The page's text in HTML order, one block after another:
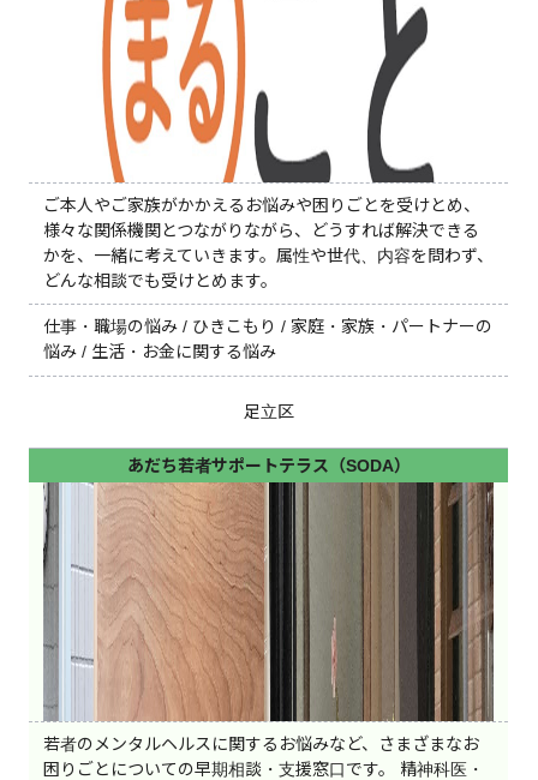
ご本人やご家族がかかえるお悩みや困りごとを受けとめ、
様々な関係機関とつながりながら、どうすれば解決できる
かを、一緒に考えていきます。属性や世代、内容を問わず、
どんな相談でも受けとめます。
仕事・職場の悩み / ひきこもり / 家庭・家族・パートナーの
悩み / 生活・お金に関する悩み
足立区
あだち若者サポートテラス（SODA）
若者のメンタルヘルスに関するお悩みなど、さまざまなお
困りごとについての早期相談・支援窓口です。 精神科医・